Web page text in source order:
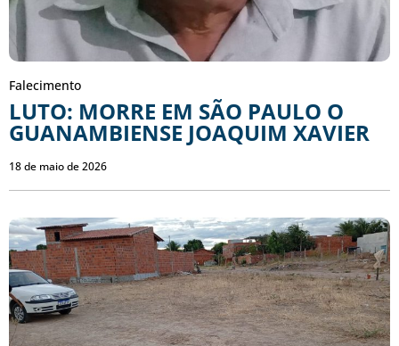
Falecimento
LUTO: MORRE EM SÃO PAULO O
GUANAMBIENSE JOAQUIM XAVIER
18 de maio de 2026